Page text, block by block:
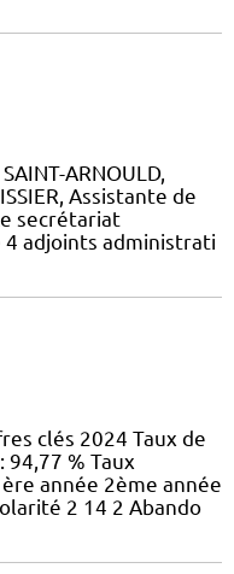
ARNOULD,
Assistante de
secrétariat
4 adjoints administrati
clés 2024 Taux de
% Taux
année 2ème année
2 14 2 Abando